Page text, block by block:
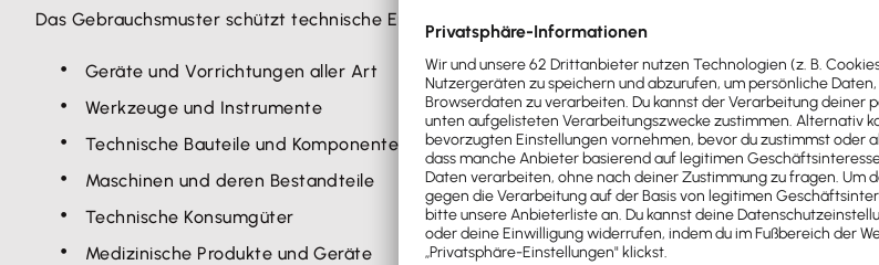
Das Gebrauchsmuster schützt technische Erfindungen. Beispiele für schutzfähige Erfindungen sind:
Geräte und Vorrichtungen aller Art
Werkzeuge und Instrumente
Technische Bauteile und Komponenten
Maschinen und deren Bestandteile
Technische Konsumgüter
Medizinische Produkte und Geräte